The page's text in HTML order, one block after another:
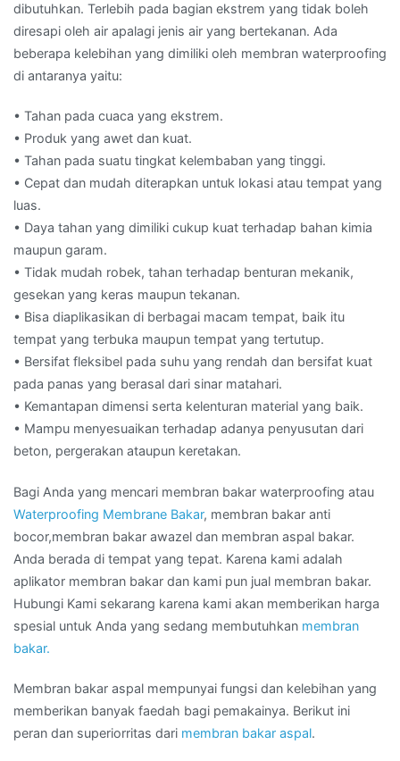
dibutuhkan. Terlebih pada bagian ekstrem yang tidak boleh
diresapi oleh air apalagi jenis air yang bertekanan. Ada
beberapa kelebihan yang dimiliki oleh membran waterproofing
di antaranya yaitu:
• Tahan pada cuaca yang ekstrem.
• Produk yang awet dan kuat.
• Tahan pada suatu tingkat kelembaban yang tinggi.
• Cepat dan mudah diterapkan untuk lokasi atau tempat yang
luas.
• Daya tahan yang dimiliki cukup kuat terhadap bahan kimia
maupun garam.
• Tidak mudah robek, tahan terhadap benturan mekanik,
gesekan yang keras maupun tekanan.
• Bisa diaplikasikan di berbagai macam tempat, baik itu
tempat yang terbuka maupun tempat yang tertutup.
• Bersifat fleksibel pada suhu yang rendah dan bersifat kuat
pada panas yang berasal dari sinar matahari.
• Kemantapan dimensi serta kelenturan material yang baik.
• Mampu menyesuaikan terhadap adanya penyusutan dari
beton, pergerakan ataupun keretakan.
Bagi Anda yang mencari membran bakar waterproofing atau
Waterproofing Membrane Bakar, membran bakar anti
bocor,membran bakar awazel dan membran aspal bakar.
Anda berada di tempat yang tepat. Karena kami adalah
aplikator membran bakar dan kami pun jual membran bakar.
Hubungi Kami sekarang karena kami akan memberikan harga
spesial untuk Anda yang sedang membutuhkan membran
bakar.
Membran bakar aspal mempunyai fungsi dan kelebihan yang
memberikan banyak faedah bagi pemakainya. Berikut ini
peran dan superiorritas dari membran bakar aspal.